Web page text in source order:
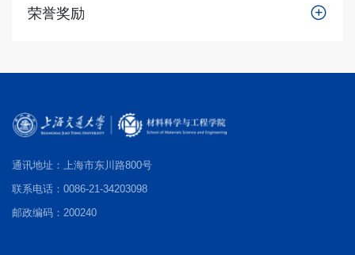
荣誉奖励
通讯地址：上海市东川路800号
联系电话：0086-21-34203098
邮政编码：200240